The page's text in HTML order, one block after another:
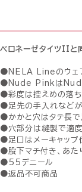
ベロネーゼタイツII
●NELA Lineのウェ
●Nude PinkはNude
●彩度は控えめの落ち
●足先の手入れなどが
●かかと穴はタテ長で
●穴部分は縫製で適度
●足口はメーキャップ
●股下マチ付き、あた
●55デニール
●返品不可商品